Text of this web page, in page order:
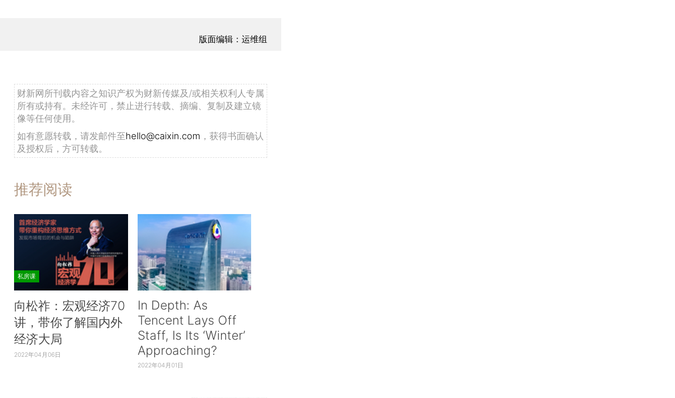
版面编辑：运维组
财新网所刊载内容之知识产权为财新传媒及/或相关权利人专属
所有或持有。未经许可，禁止进行转载、摘编、复制及建立镜
像等任何使用。
如有意愿转载，请发邮件至hello@caixin.com ，获得书面确认
及授权后，方可转载。
推荐阅读
私房课
向松祚：宏观经济70
讲，带你了解国内外
经济大局
2022年04月06日
In Depth: As
Tencent Lays Off
Staff, Is Its ‘Winter’
Approaching?
2022年04月01日